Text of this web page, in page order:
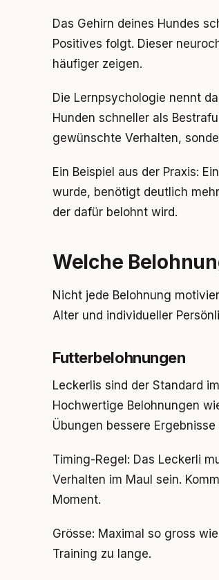
Das Gehirn deines Hundes
Positives folgt. Dieser
häufiger zeigen.
Die Lernpsychologie nennt
Hunden schneller als
gewünschte Verhalten,
Ein Beispiel aus der Praxis: Ein
wurde, benötigt deutlich
der dafür belohnt wird.
Welche
Nicht jede Belohnung
Alter und individueller
Futterbelohnungen
Leckerlis sind der Standard
Hochwertige Belohnungen
Übungen bessere
Timing-Regel: Das Leckerli
Verhalten im Maul sein.
Moment.
Grösse: Maximal so gross
Training zu lange.